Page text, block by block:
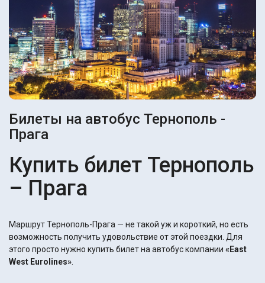
Билеты на автобус Тернополь -
Прага
Купить билет Тернополь
– Прага
Маршрут Тернополь-Прага — не такой уж и короткий, но есть
возможность получить удовольствие от этой поездки. Для
этого просто нужно купить билет на автобус компании «East
West Eurolines».